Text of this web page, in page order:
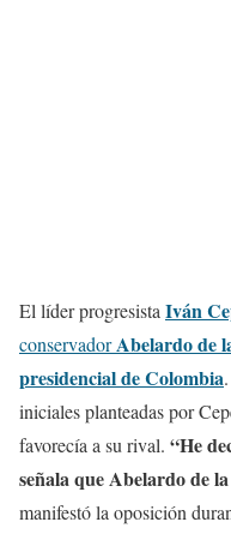
El líder progresistaIván
conservadorAbelardo de
presidencial de Colombia
iniciales planteadas por
favorecía a su rival. “He
señala que Abelardo de
manifestó la oposición